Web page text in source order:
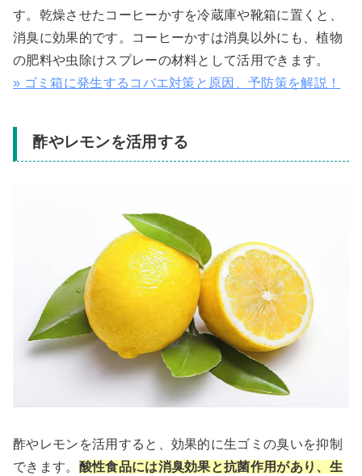
す。乾燥させたコーヒーかすを冷蔵庫や靴箱に置くと、
消臭に効果的です。コーヒーかすは消臭以外にも、植物
の肥料や虫除けスプレーの材料として活用できます。
» ゴミ箱に発生するコバエ対策と原因、予防策を解説！
酢やレモンを活用する
酢やレモンを活用すると、効果的に生ゴミの臭いを抑制
できます。 酸性食品には消臭効果と抗菌作用があり、生